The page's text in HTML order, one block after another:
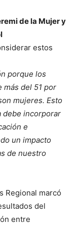
de la Mujer y
estos
porque los
más del 51 por
mujeres. Esto
debe incorporar
e
un impacto
de nuestro
Regional marcó
del
entre